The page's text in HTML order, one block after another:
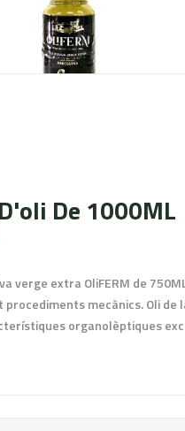
De 1000ML
verge extra OliFERM de
mecànics. Oli de
organolèptiques